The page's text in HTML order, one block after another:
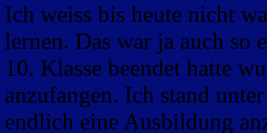
Ich weiss bis heute nicht
lernen. Das war ja auch so
10. Klasse beendet hatte
anzufangen. Ich stand
endlich eine Ausbildung